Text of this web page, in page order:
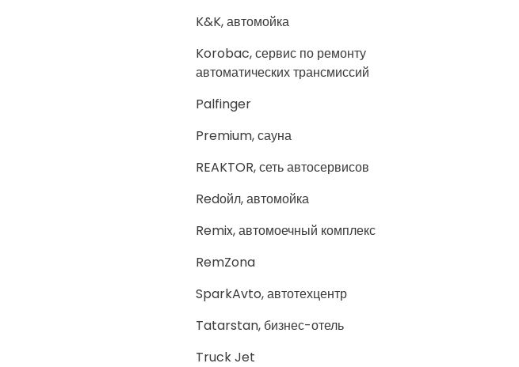
K&K, автомойка
Korobac, сервис по ремонту
автоматических трансмиссий
Palfinger
Premium, сауна
REAKTOR, сеть автосервисов
Redойл, автомойка
Remix, автомоечный комплекс
RemZona
SparkAvto, автотехцентр
Tatarstan, бизнес-отель
Truck Jet